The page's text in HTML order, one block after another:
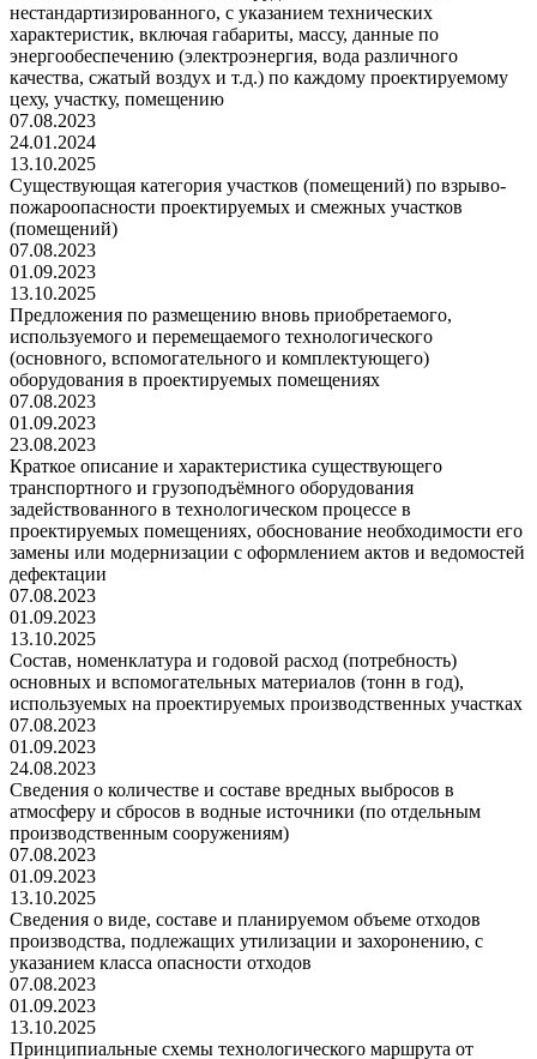
нестандартизированного, с указанием технических
характеристик, включая габариты, массу, данные по
энергообеспечению (электроэнергия, вода различного
качества, сжатый воздух и т.д.) по каждому проектируемому
цеху, участку, помещению
07.08.2023
24.01.2024
13.10.2025
Существующая категория участков (помещений) по взрыво-
пожароопасности проектируемых и смежных участков
(помещений)
07.08.2023
01.09.2023
13.10.2025
Предложения по размещению вновь приобретаемого,
используемого и перемещаемого технологического
(основного, вспомогательного и комплектующего)
оборудования в проектируемых помещениях
07.08.2023
01.09.2023
23.08.2023
Краткое описание и характеристика существующего
транспортного и грузоподъёмного оборудования
задействованного в технологическом процессе в
проектируемых помещениях, обоснование необходимости его
замены или модернизации с оформлением актов и ведомостей
дефектации
07.08.2023
01.09.2023
13.10.2025
Состав, номенклатура и годовой расход (потребность)
основных и вспомогательных материалов (тонн в год),
используемых на проектируемых производственных участках
07.08.2023
01.09.2023
24.08.2023
Сведения о количестве и составе вредных выбросов в
атмосферу и сбросов в водные источники (по отдельным
производственным сооружениям)
07.08.2023
01.09.2023
13.10.2025
Сведения о виде, составе и планируемом объеме отходов
производства, подлежащих утилизации и захоронению, с
указанием класса опасности отходов
07.08.2023
01.09.2023
13.10.2025
Принципиальные схемы технологического маршрута от